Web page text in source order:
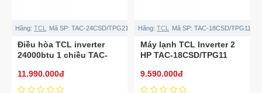
Hãng: TCL Mã SP: TAC-24CSD/TPG21
Điều hòa TCL inverter
24000btu 1 chiều TAC-
11.990.000đ
Hãng: TCL Mã SP: TAC-18CSD/TPG11
Máy lạnh TCL Inverter 2
HP TAC-18CSD/TPG11
9.590.000đ